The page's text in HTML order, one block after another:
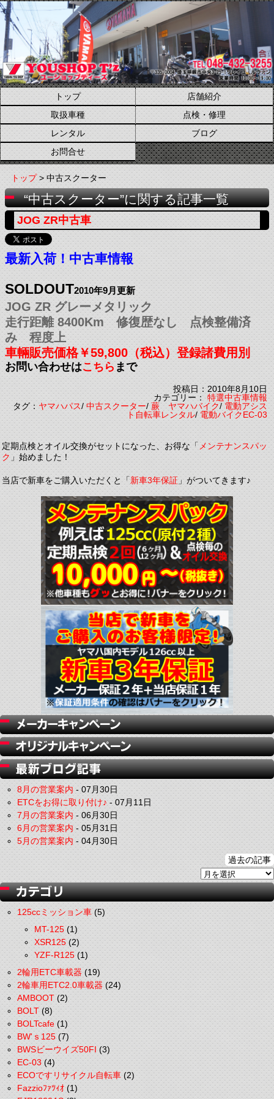
トップ
店舗紹介
取扱車種
点検・修理
レンタル
ブログ
お問合せ
トップ> 中古スクーター
“中古スクーター”に関する記事一覧
JOG ZR中古車
最新入荷！中古車情報
SOLDOUT2010年9月更新
JOG ZR グレーメタリック
走行距離 8400Km 修復歴なし 点検整備済
み 程度上
車輛販売価格￥59,800（税込）登録諸費用別
お問い合わせはこちらまで
投稿日：2010年8月10日
カテゴリー：特選中古車情報
タグ：ヤマハパス/中古スクーター/蕨 ヤマハバイク/電動アシス
ト自転車レンタル/電動バイクEC-03
定期点検とオイル交換がセットになった、お得な「メンテナンスパッ
ク」始めました！
当店で新車をご購入いただくと「新車3年保証」がついてきます♪
8月の営業案内-07月30日
ETCをお得に取り付け♪-07月11日
7月の営業案内-06月30日
6月の営業案内-05月31日
5月の営業案内-04月30日
過去の記事
125ccミッション車(5)
MT-125(1)
XSR125(2)
YZF-R125(1)
2輪用ETC車載器(19)
2輪車用ETC2.0車載器(24)
AMBOOT(2)
BOLT(8)
BOLTcafe(1)
BW'ｓ125(7)
BWSビーウイズ50FI(3)
EC-03(4)
ECOですリサイクル自転車(2)
Fazzioﾌｧﾂｨｵ(1)